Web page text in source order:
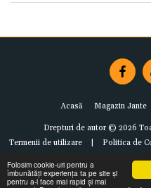
Folosim cookie-uri pentru a
îmbunătăți experiența ta pe site și
pentru a-l face mai rapid și mai
Acasă Magazin Jante
Drepturi de autor © 2026
Termenii de utilizare| Politica de